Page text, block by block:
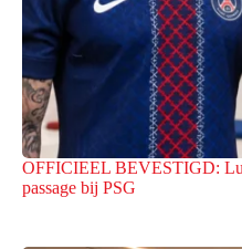
OFFICIEEL BEVESTIGD:
passage bij PSG